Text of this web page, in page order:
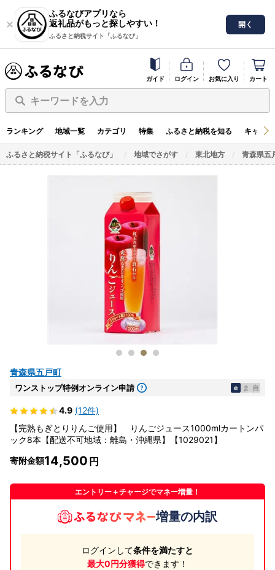
ふるなびアプリなら
返礼品がもっと探しやすい！
ふるさと納税サイト「ふるなび」
開く
ガイド ログイン お気に入り カート
キーワードを入力
ランキング 地域一覧 カテゴリ 特集 ふるさと納税を知る キャン
ふるさと納税サイト「ふるなび」 地域でさがす 東北地方 青森県五
青森県五戸町
ワンストップ特例オンライン申請 e ま 自
4.9 (12件)
【完熟もぎとりりんご使用】 りんごジュース1000mlカートンパ
ック8本【配送不可地域：離島・沖縄県】【1029021】
寄附金額14,500
エントリー＋チャージでマネー増量！
増量の内訳
ログインして条件を満たすと
最大0円分獲得できます！